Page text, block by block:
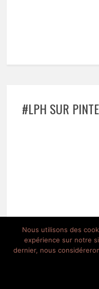
#LPH SUR
Nous utilisons des
expérience sur notre
dernier, nous